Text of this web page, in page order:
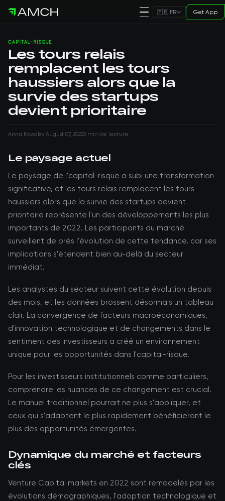
🇫🇷 FR Get App
CAPITAL-RISQUE
Les tours relais
remplacent les tours
haussiers alors que la
survie des startups
devient prioritaire
Anna KowalskiAugust 07, 20223 min de lecture
Le paysage actuel
Le paysage de l'capital-risque a subi une transformation
significative, et les tours relais remplacent les tours
haussiers alors que la survie des startups devient
prioritaire représente l'un des développements les plus
importants de 2022. Les participants du marché
surveillent de près l'évolution de cette tendance, car ses
implications s'étendent bien au-delà du secteur
immédiat.
Les analystes du secteur suivent cette évolution depuis
des mois, et les données brossent désormais un tableau
clair. La convergence de facteurs macroéconomiques,
d'innovation technologique et de changements dans le
sentiment des investisseurs a créé un environnement
unique pour les opportunités dans l'capital-risque.
Pour les investisseurs institutionnels comme particuliers,
comprendre les nuances de ce changement est crucial.
Le manuel traditionnel pourrait ne plus s'appliquer, et
ceux qui s'adaptent le plus rapidement bénéficieront le
plus des opportunités émergentes.
Dynamique du marché et facteurs
clés
Venture Capital markets en 2022 sont remodelés par les
évolutions démographiques, l'adoption technologique et